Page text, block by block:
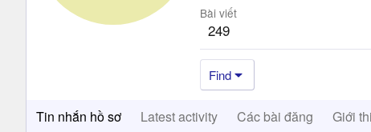
Bài viết
249
Find
Tin nhắn hồ sơ Latest activity Các bài đăng Giới